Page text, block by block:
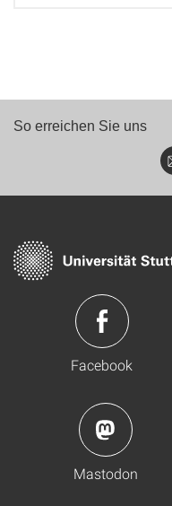
So erreichen Sie uns
Facebook
Mastodon